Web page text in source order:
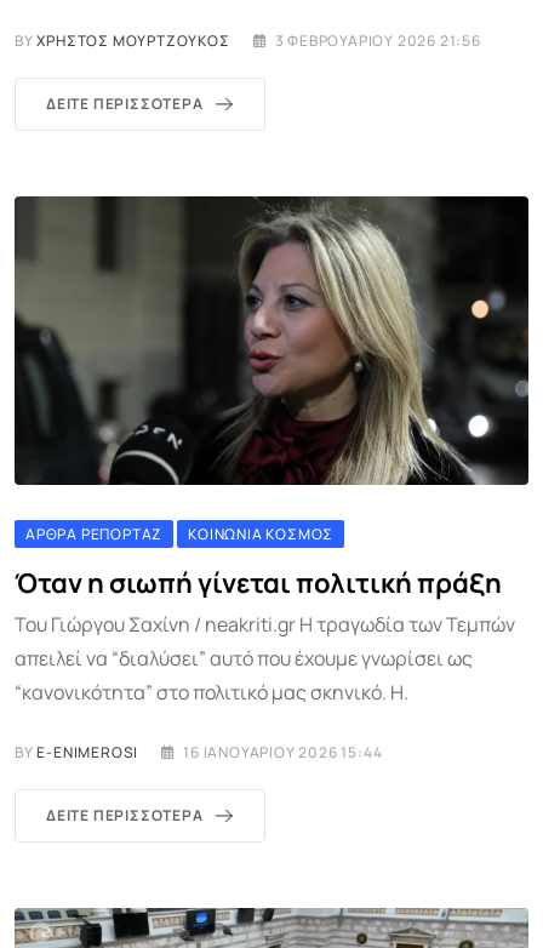
BYΧΡΉΣΤΟΣ ΜΟΥΡΤΖΟΎΚΟΣ 3 ΦΕΒΡΟΥΑΡΊΟΥ 2026 21:56
ΔΕΊΤΕ ΠΕΡΙΣΣΌΤΕΡΑ
ΆΡΘΡΑ ΡΕΠΟΡΤΆΖ ΚΟΙΝΩΝΊΑ ΚΌΣΜΟΣ
Όταν η σιωπή γίνεται πολιτική πράξη
Του Γιώργου Σαχίνη / neakriti.gr Η τραγωδία των Τεμπών
απειλεί να “διαλύσει” αυτό που έχουμε γνωρίσει ως
“κανονικότητα” στο πολιτικό μας σκηνικό. Η.
BYE-ENIMEROSI 16 ΙΑΝΟΥΑΡΊΟΥ 2026 15:44
ΔΕΊΤΕ ΠΕΡΙΣΣΌΤΕΡΑ